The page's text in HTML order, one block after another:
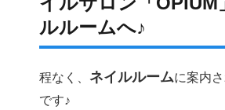
ルルームへ♪
程なく、 ネイルルームに案内
です♪